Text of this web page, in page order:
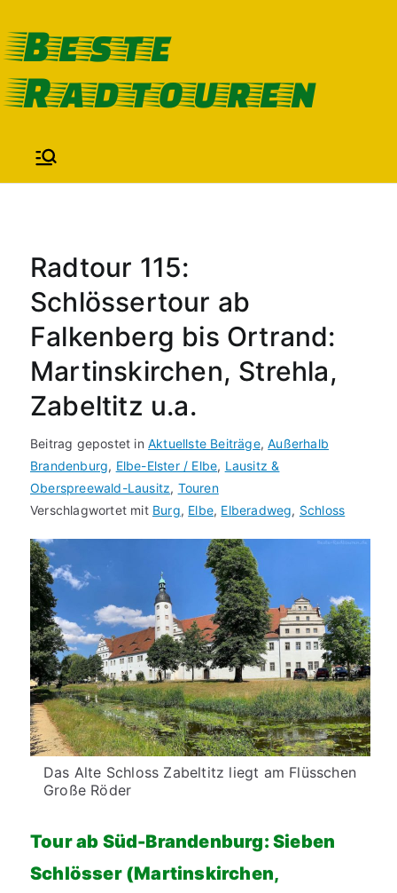
Inhalt
springen
Beste
Radtouren
Radtour 115:
Schlössertour ab
Falkenberg bis Ortrand:
Martinskirchen, Strehla,
Zabeltitz u.a.
Beitrag gepostet in Aktuellste Beiträge,Außerhalb
Brandenburg, Elbe-Elster / Elbe, Lausitz &
Oberspreewald-Lausitz, Touren
Verschlagwortet mit Burg, Elbe, Elberadweg, Schloss
Das Alte Schloss Zabeltitz liegt am Flüsschen
Große Röder
Tour ab Süd-Brandenburg: Sieben
Schlösser (Martinskirchen,